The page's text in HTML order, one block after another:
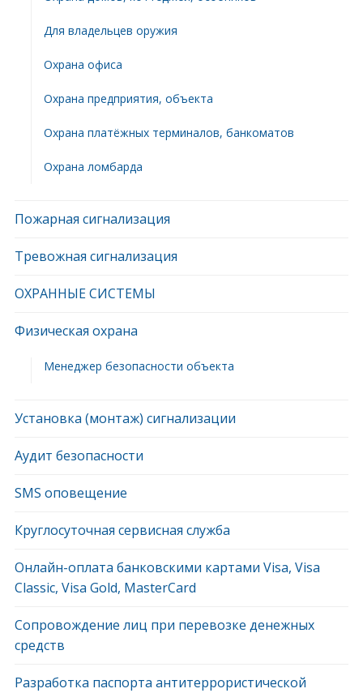
Для владельцев оружия
Охрана офиса
Охрана предприятия, объекта
Охрана платёжных терминалов, банкоматов
Охрана ломбарда
Пожарная сигнализация
Тревожная сигнализация
ОХРАННЫЕ СИСТЕМЫ
Физическая охрана
Менеджер безопасности объекта
Установка (монтаж) сигнализации
Аудит безопасности
SMS оповещение
Круглосуточная сервисная служба
Онлайн-оплата банковскими картами Visa, Visa
Classic, Visa Gold, MasterCard
Сопровождение лиц при перевозке денежных
средств
Разработка паспорта антитеррористической